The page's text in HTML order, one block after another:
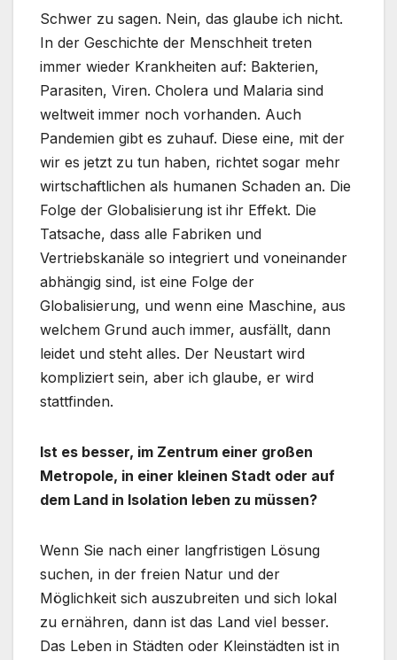
Schwer zu sagen. Nein, das glaube ich nicht.
In der Geschichte der Menschheit treten
immer wieder Krankheiten auf: Bakterien,
Parasiten, Viren. Cholera und Malaria sind
weltweit immer noch vorhanden. Auch
Pandemien gibt es zuhauf. Diese eine, mit der
wir es jetzt zu tun haben, richtet sogar mehr
wirtschaftlichen als humanen Schaden an. Die
Folge der Globalisierung ist ihr Effekt. Die
Tatsache, dass alle Fabriken und
Vertriebskanäle so integriert und voneinander
abhängig sind, ist eine Folge der
Globalisierung, und wenn eine Maschine, aus
welchem Grund auch immer, ausfällt, dann
leidet und steht alles. Der Neustart wird
kompliziert sein, aber ich glaube, er wird
stattfinden.
Ist es besser, im Zentrum einer großen
Metropole, in einer kleinen Stadt oder auf
dem Land in Isolation leben zu müssen?
Wenn Sie nach einer langfristigen Lösung
suchen, in der freien Natur und der
Möglichkeit sich auszubreiten und sich lokal
zu ernähren, dann ist das Land viel besser.
Das Leben in Städten oder Kleinstädten ist in